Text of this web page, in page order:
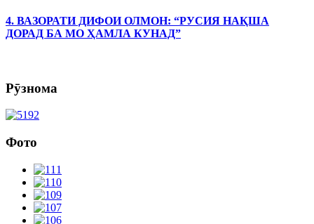
4. ВАЗОРАТИ ДИФОИ ОЛМОН: “РУСИЯ НАҚША
ДОРАД БА МО ҲАМЛА КУНАД”
Рӯзнома
Фото